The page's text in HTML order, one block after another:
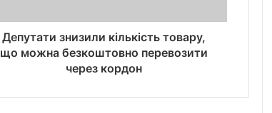
Депутати знизили кількість товару,
що можна безкоштовно перевозити
через кордон